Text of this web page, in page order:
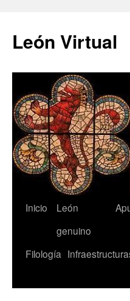
León Virtual
Saltar
contenido
Inicio
León
genuino
Filología